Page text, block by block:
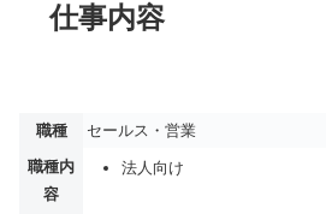
仕事内容
職種
セールス・営業
職種内
容
法人向け